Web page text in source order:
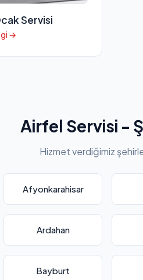
Servisi
→
Airfel Servisi -
Hizmet verdiğimiz
Afyonkarahisar
Ardahan
Bayburt